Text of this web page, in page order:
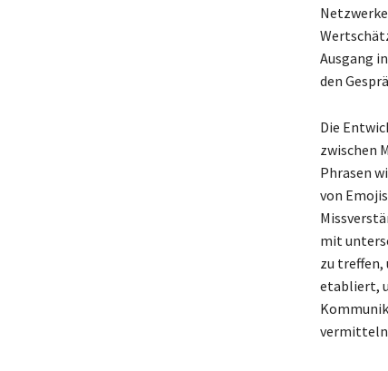
Ausgang
den
Die
zwischen
Phrasen
von
mit
zu treffen,
etabliert,